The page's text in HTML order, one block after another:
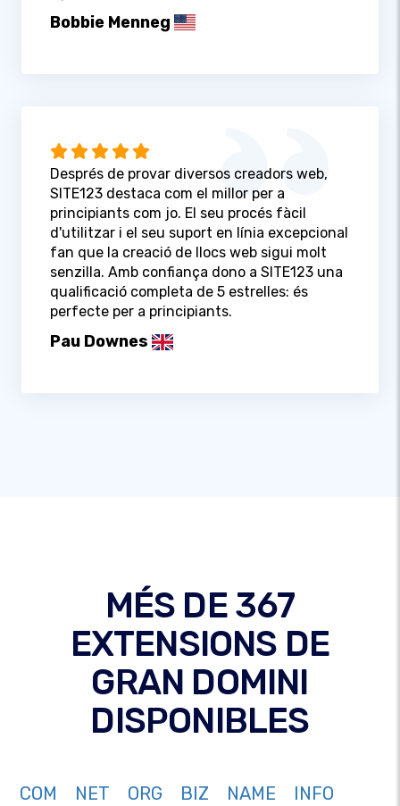
Bobbie Menneg
Després de provar diversos creadors web,
SITE123 destaca com el millor per a
principiants com jo. El seu procés fàcil
d'utilitzar i el seu suport en línia excepcional
fan que la creació de llocs web sigui molt
senzilla. Amb confiança dono a SITE123 una
qualificació completa de 5 estrelles: és
perfecte per a principiants.
Pau Downes
MÉS DE 367
EXTENSIONS DE
GRAN DOMINI
DISPONIBLES
COM NET ORG BIZ NAME
INFO